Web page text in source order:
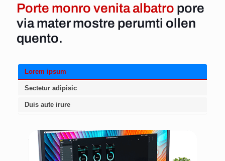
Porte monro venita albatro pore
via mater mostre perumti ollen
quento.
Lorem ipsum
Sectetur adipisic
Duis aute irure